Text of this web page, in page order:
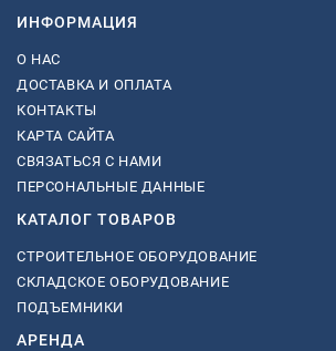
ИНФОРМАЦИЯ
О НАС
ДОСТАВКА И ОПЛАТА
КОНТАКТЫ
КАРТА САЙТА
СВЯЗАТЬСЯ С НАМИ
ПЕРСОНАЛЬНЫЕ ДАННЫЕ
КАТАЛОГ ТОВАРОВ
СТРОИТЕЛЬНОЕ ОБОРУДОВАНИЕ
СКЛАДСКОЕ ОБОРУДОВАНИЕ
ПОДЪЕМНИКИ
АРЕНДА